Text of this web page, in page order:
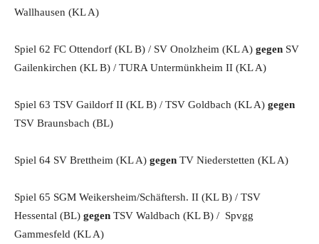
Wallhausen (KL A)
Spiel 62 FC Ottendorf (KL B) / SV Onolzheim (KL A) gegen SV
Gailenkirchen (KL B) / TURA Untermünkheim II (KL A)
Spiel 63 TSV Gaildorf II (KL B) / TSV Goldbach (KL A) gegen
TSV Braunsbach (BL)
Spiel 64 SV Brettheim (KL A) gegen TV Niederstetten (KL A)
Spiel 65 SGM Weikersheim/Schäftersh. II (KL B) / TSV
Hessental (BL) gegen TSV Waldbach (KL B) / Spvgg
Gammesfeld (KL A)